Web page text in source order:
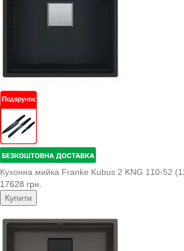
Кухонна мийка Franke Kubus 2 KNG 110-52
17628 грн.
Купити